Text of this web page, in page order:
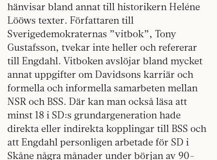
hänvisar bland annat till historikern Heléne
Lööws texter. Författaren till
Sverigedemokraternas ”vitbok”, Tony
Gustafsson, tvekar inte heller och refererar
till Engdahl. Vitboken avslöjar bland mycket
annat uppgifter om Davidsons karriär och
formella och informella samarbeten mellan
NSR och BSS. Där kan man också läsa att
minst 18 i SD:s grundargeneration hade
direkta eller indirekta kopplingar till BSS och
att Engdahl personligen arbetade för SD i
Skåne några månader under början av 90-